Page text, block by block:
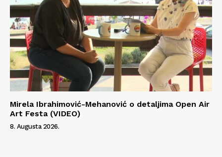
Mirela Ibrahimović-Mehanović o detaljima Open Air
Art Festa (VIDEO)
8. Augusta 2026.